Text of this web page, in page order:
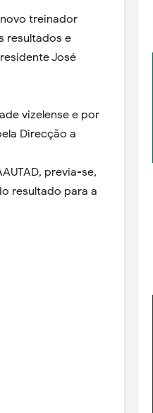
treinador
resultados e
José
vizelense e por
Direcção a
previa-se,
resultado para a